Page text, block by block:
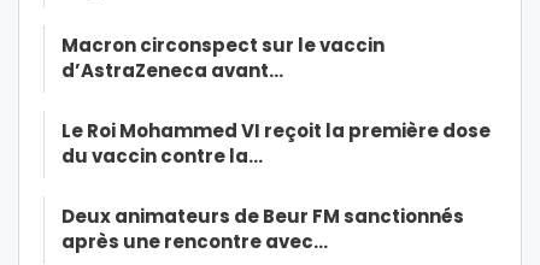
Macron circonspect sur le vaccin
d’AstraZeneca avant…
Le Roi Mohammed VI reçoit la première dose
du vaccin contre la…
Deux animateurs de Beur FM sanctionnés
après une rencontre avec…